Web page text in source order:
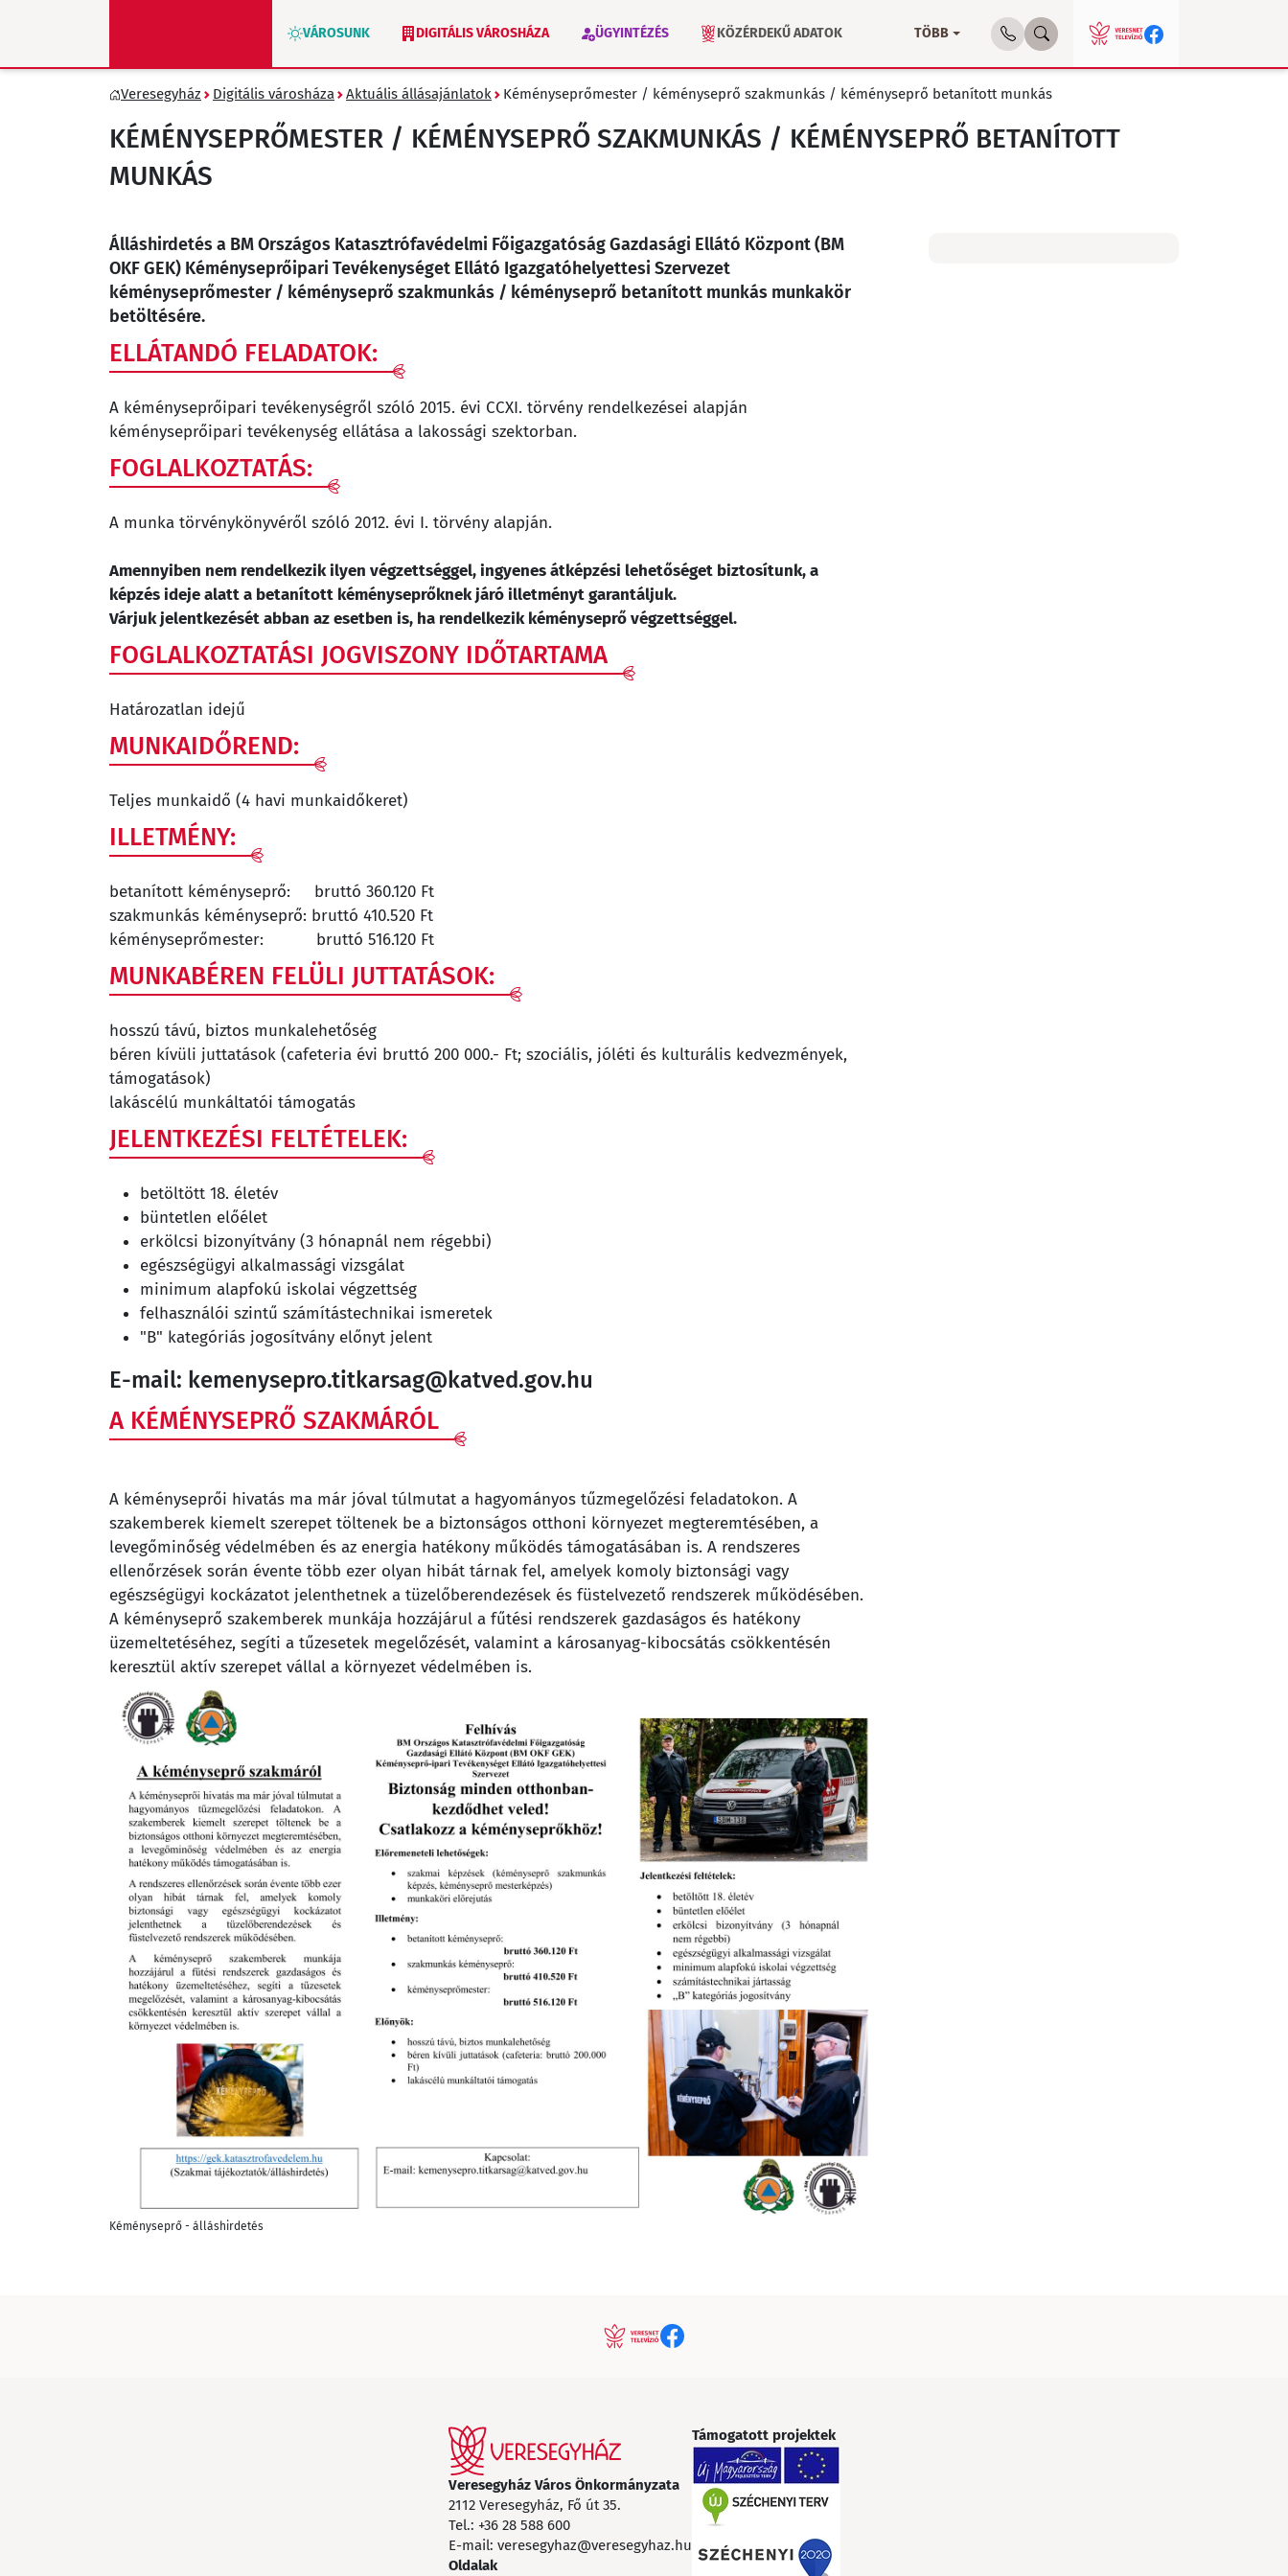
VÁROSUNK DIGITÁLIS VÁROSHÁZA ÜGYINTÉZÉS KÖZÉRDEKŰ ADATOK
ZÖLD VERESEGYHÁZ VÁLASZTÁS 2026 INTÉZMÉNYEK
TÖBB
Veresegyház Digitális városháza Aktuális állásajánlatok Kéményseprőmester / kéményseprő szakmunkás / kéményseprő betanított munkás
KÉMÉNYSEPRŐMESTER / KÉMÉNYSEPRŐ SZAKMUNKÁS / KÉMÉNYSEPRŐ BETANÍTOTT
MUNKÁS
Álláshirdetés a BM Országos Katasztrófavédelmi Főigazgatóság Gazdasági Ellátó Központ (BM
OKF GEK) Kéményseprőipari Tevékenységet Ellátó Igazgatóhelyettesi Szervezet
kéményseprőmester / kéményseprő szakmunkás / kéményseprő betanított munkás munkakör
betöltésére.
ELLÁTANDÓ FELADATOK:
A kéményseprőipari tevékenységről szóló 2015. évi CCXI. törvény rendelkezései alapján
kéményseprőipari tevékenység ellátása a lakossági szektorban.
FOGLALKOZTATÁS:
A munka törvénykönyvéről szóló 2012. évi I. törvény alapján.
Amennyiben nem rendelkezik ilyen végzettséggel, ingyenes átképzési lehetőséget biztosítunk, a
képzés ideje alatt a betanított kéményseprőknek járó illetményt garantáljuk.
Várjuk jelentkezését abban az esetben is, ha rendelkezik kéményseprő végzettséggel.
FOGLALKOZTATÁSI JOGVISZONY IDŐTARTAMA
Határozatlan idejű
MUNKAIDŐREND:
Teljes munkaidő (4 havi munkaidőkeret)
ILLETMÉNY:
betanított kéményseprő: bruttó 360.120 Ft
szakmunkás kéményseprő: bruttó 410.520 Ft
kéményseprőmester: bruttó 516.120 Ft
MUNKABÉREN FELÜLI JUTTATÁSOK:
hosszú távú, biztos munkalehetőség
béren kívüli juttatások (cafeteria évi bruttó 200 000.- Ft; szociális, jóléti és kulturális kedvezmények,
támogatások)
lakáscélú munkáltatói támogatás
JELENTKEZÉSI FELTÉTELEK:
betöltött 18. életév
büntetlen előélet
erkölcsi bizonyítvány (3 hónapnál nem régebbi)
egészségügyi alkalmassági vizsgálat
minimum alapfokú iskolai végzettség
felhasználói szintű számítástechnikai ismeretek
"B" kategóriás jogosítvány előnyt jelent
E-mail: kemenysepro.titkarsag@katved.gov.hu
A KÉMÉNYSEPRŐ SZAKMÁRÓL
A kéményseprői hivatás ma már jóval túlmutat a hagyományos tűzmegelőzési feladatokon. A
szakemberek kiemelt szerepet töltenek be a biztonságos otthoni környezet megteremtésében, a
levegőminőség védelmében és az energia hatékony működés támogatásában is. A rendszeres
ellenőrzések során évente több ezer olyan hibát tárnak fel, amelyek komoly biztonsági vagy
egészségügyi kockázatot jelenthetnek a tüzelőberendezések és füstelvezető rendszerek működésében.
A kéményseprő szakemberek munkája hozzájárul a fűtési rendszerek gazdaságos és hatékony
üzemeltetéséhez, segíti a tűzesetek megelőzését, valamint a károsanyag-kibocsátás csökkentésén
keresztül aktív szerepet vállal a környezet védelmében is.
Kéményseprő - álláshirdetés
Veresegyház Város Önkormányzata
2112 Veresegyház, Fő út 35.
Tel.: +36 28 588 600
E-mail: veresegyhaz@veresegyhaz.hu
Oldalak
Támogatott projektek